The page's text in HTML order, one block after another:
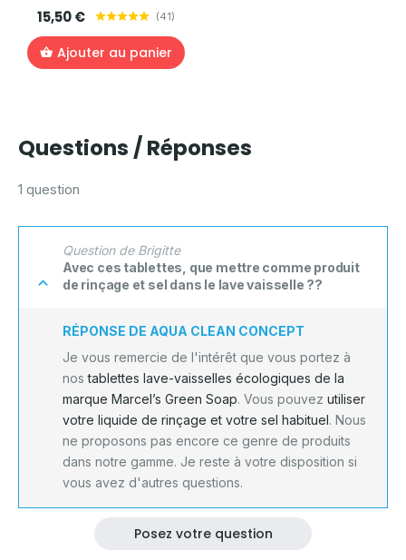
15,50 € (41)
Ajouter au panier
Questions / Réponses
1 question
Question de Brigitte
Avec ces tablettes, que mettre comme produit
de rinçage et sel dans le lave vaisselle ??
RÉPONSE DE AQUA CLEAN CONCEPT
Je vous remercie de l'intérêt que vous portez à
nostablettes lave-vaisselles écologiques de la
marque Marcel’s Green Soap. Vous pouvez utiliser
votre liquide de rinçage et votre sel habituel. Nous
ne proposons pas encore ce genre de produits
dans notre gamme. Je reste à votre disposition si
vous avez d'autres questions.
Posez votre question